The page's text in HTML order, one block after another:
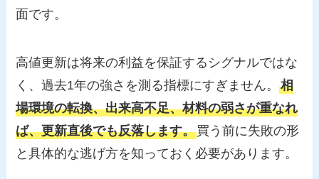
面です。
高値更新は将来の利益を保証するシグナルではな
く、過去1年の強さを測る指標にすぎません。相
場環境の転換、出来高不足、材料の弱さが重なれ
ば、更新直後でも反落します。買う前に失敗の形
と具体的な逃げ方を知っておく必要があります。